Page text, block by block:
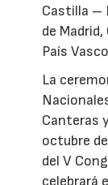
Castilla –
de
País
La
Canteras
octubre
del V
celebrará